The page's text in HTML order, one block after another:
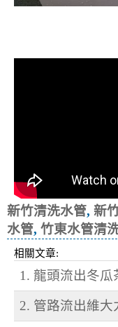
新竹清洗水管, 新
水管, 竹東水管清
相關文章:
1. 龍頭流出冬
2. 管路流出維